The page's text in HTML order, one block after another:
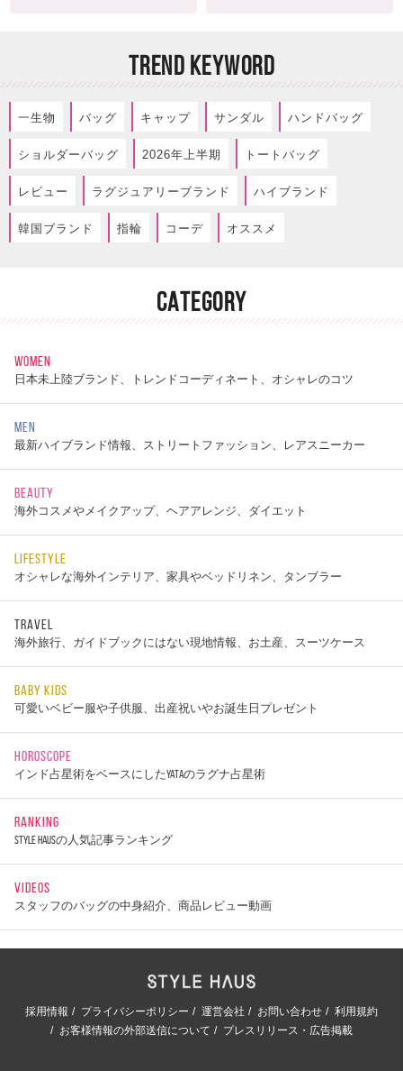
TREND KEYWORD
一生物 バッグ キャップ サンダル ハンドバッグ
ショルダーバッグ 2026年上半期 トートバッグ
レビュー ラグジュアリーブランド ハイブランド
韓国ブランド 指輪 コーデ オススメ
CATEGORY
WOMEN
日本未上陸ブランド、トレンドコーディネート、オシャレのコツ
MEN
最新ハイブランド情報、ストリートファッション、レアスニーカー
BEAUTY
海外コスメやメイクアップ、ヘアアレンジ、ダイエット
LIFESTYLE
オシャレな海外インテリア、家具やベッドリネン、タンブラー
TRAVEL
海外旅行、ガイドブックにはない現地情報、お土産、スーツケース
BABY KIDS
可愛いベビー服や子供服、出産祝いやお誕生日プレゼント
HOROSCOPE
インド占星術をベースにしたYATAのラグナ占星術
RANKING
STYLE HAUSの人気記事ランキング
VIDEOS
スタッフのバッグの中身紹介、商品レビュー動画
採用情報 プライバシーポリシー 運営会社 お問い合わせ
利用規約
お客様情報の外部送信について
プレスリリース・広告掲載